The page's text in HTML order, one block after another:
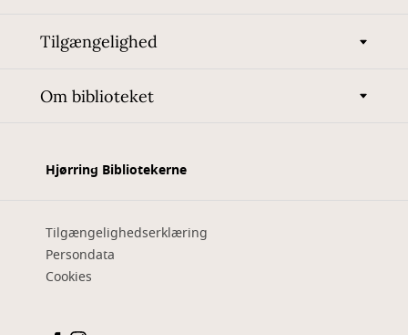
Tilgængelighed
Om biblioteket
Hjørring Bibliotekerne
Tilgængelighedserklæring
Persondata
Cookies